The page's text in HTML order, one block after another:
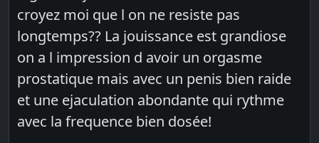
croyez moi que l on ne resiste pas
longtemps?? La jouissance est grandiose
on a l impression d avoir un orgasme
prostatique mais avec un penis bien raide
et une ejaculation abondante qui rythme
avec la frequence bien dosée!